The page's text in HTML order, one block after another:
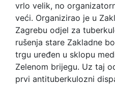
vrlo velik, no
veći. Organizirao je u
Zagrebu odjel za
rušenja stare Zakladne
trgu uređen u sklopu
Zelenom brijegu. Uz taj
prvi antituberkulozni